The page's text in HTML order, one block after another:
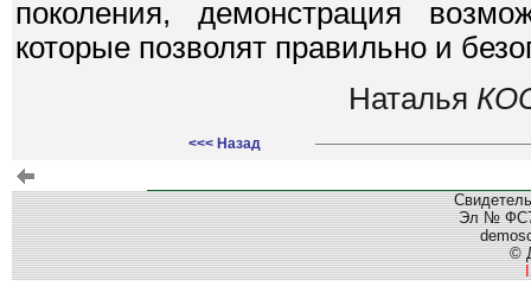
поколения, демонстрация
которые позволят правильно и
Наталья
<<< Назад
Эл №
©